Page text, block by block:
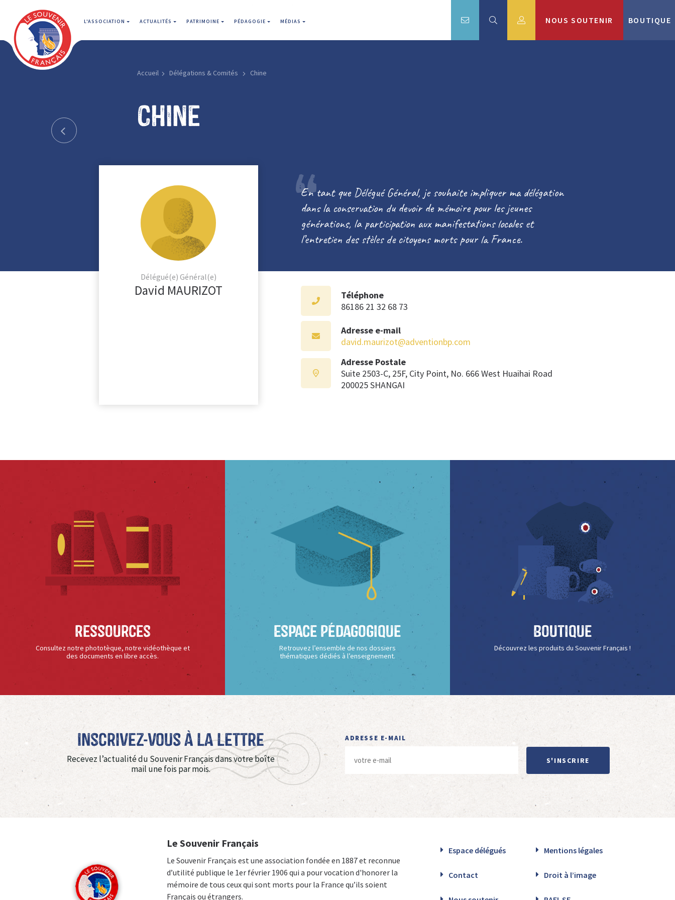
L'ASSOCIATION ACTUALITÉS PATRIMOINE PÉDAGOGIE MÉDIAS NOUS SOUTENIR BOUTIQUE
Accueil Délégations & Comités Chine
Chine
Délégué(e) Général(e)
David MAURIZOT
En tant que Délégué Général, je souhaite impliquer ma délégation
dans la conservation du devoir de mémoire pour les jeunes
générations, la participation aux manifestations locales et
l’entretien des stèles de citoyens morts pour la France.
Téléphone
86186 21 32 68 73
Adresse e-mail
david.maurizot@adventionbp.com
Adresse Postale
Suite 2503-C, 25F, City Point, No. 666 West Huaihai Road
200025 SHANGAI
Ressources
Consultez notre phototèque, notre vidéothèque et
des documents en libre accès.
Espace Pédagogique
Retrouvez l’ensemble de nos dossiers
thématiques dédiés à l’enseignement.
Boutique
Découvrez les produits du Souvenir Français !
Inscrivez-vous à La Lettre
Recevez l’actualité du Souvenir Français dans votre boîte
mail une fois par mois.
ADRESSE E-MAIL
S'INSCRIRE
Le Souvenir Français
Le Souvenir Français est une association fondée en 1887 et reconnue
d’utilité publique le 1er février 1906 qui a pour vocation d'honorer la
mémoire de tous ceux qui sont morts pour la France qu’ils soient
Français ou étrangers.
Espace délégués Mentions légales
Contact Droit à l’image